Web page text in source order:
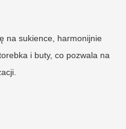
na sukience, harmonijnie
i buty, co pozwala na